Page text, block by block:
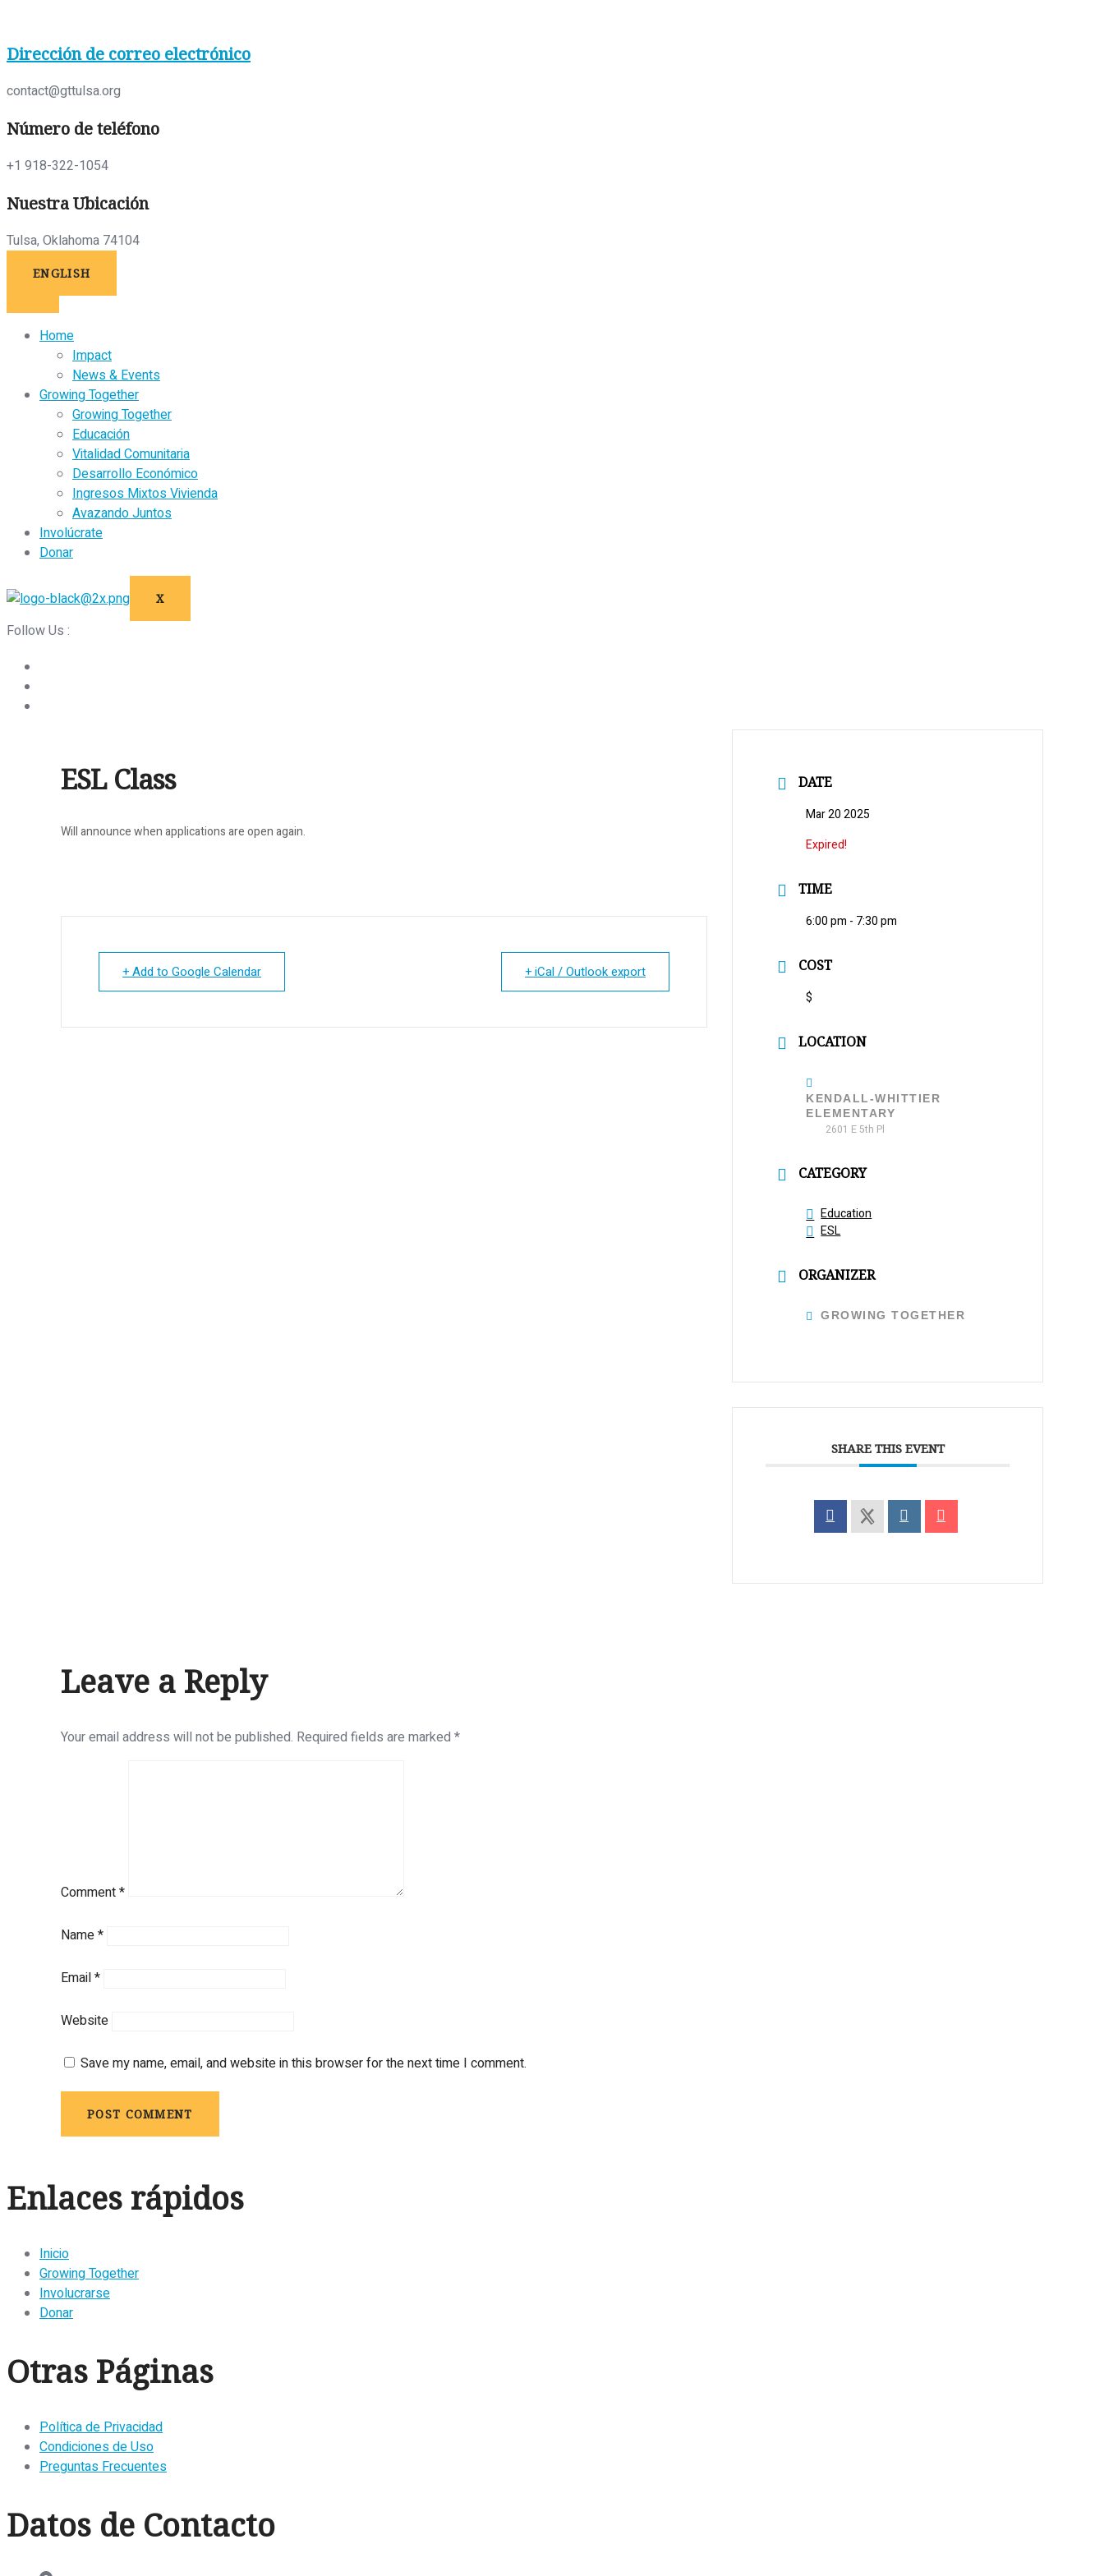
content
Dirección de correo electrónico
contact@gttulsa.org
Número de teléfono
+1 918-322-1054
Nuestra Ubicación
Tulsa, Oklahoma 74104
ENGLISH
Home
Impact
News & Events
Growing Together
Growing Together
Educación
Vitalidad Comunitaria
Desarrollo Económico
Ingresos Mixtos Vivienda
Avazando Juntos
Involúcrate
Donar
X
Follow Us :
ESL Class
Will announce when applications are open again.
+ Add to Google Calendar + iCal / Outlook export
DATE
Mar 20 2025
Expired!
TIME
6:00 pm - 7:30 pm
COST
$
LOCATION
KENDALL-WHITTIER
ELEMENTARY
2601 E 5th Pl
CATEGORY
Education
ESL
ORGANIZER
GROWING TOGETHER
SHARE THIS EVENT
Leave a Reply
Your email address will not be published. Required fields are marked *
Comment*
Name*
Email*
Website
Save my name, email, and website in this browser for the next time I comment.
Enlaces rápidos
Inicio
Growing Together
Involucrarse
Donar
Otras Páginas
Política de Privacidad
Condiciones de Uso
Preguntas Frecuentes
Datos de Contacto